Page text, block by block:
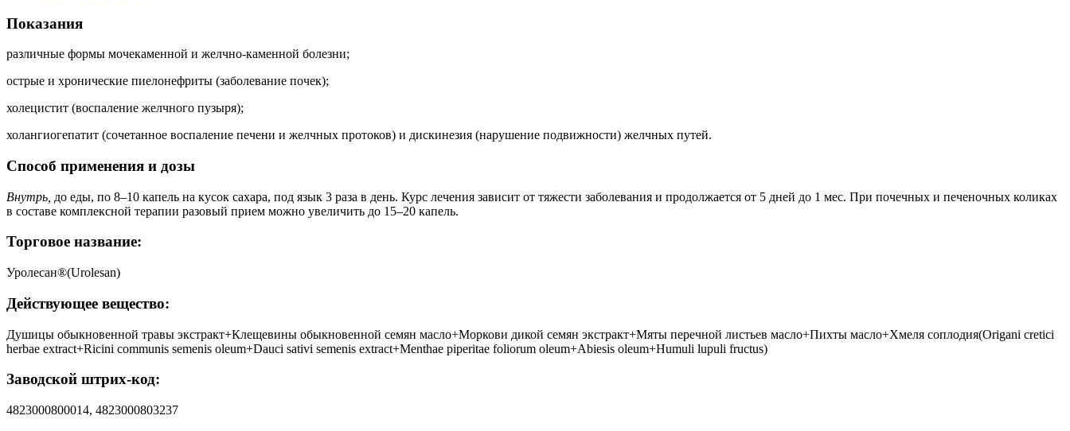
Показания
различные формы мочекаменной и желчно-каменной болезни;
острые и хронические пиелонефриты (заболевание почек);
холецистит (воспаление желчного пузыря);
холангиогепатит (сочетанное воспаление печени и желчных протоков) и дискинезия (нарушение подвижности) желчных путей.
Способ применения и дозы
Внутрь, до еды, по 8–10 капель на кусок сахара, под язык 3 раза в день. Курс лечения зависит от тяжести заболевания и продолжается от 5 дней до 1 мес. При почечных и печеночных коликах
в составе комплексной терапии разовый прием можно увеличить до 15–20 капель.
Торговое название:
Уролесан®(Urolesan)
Действующее вещество:
Душицы обыкновенной травы экстракт+Клещевины обыкновенной семян масло+Моркови дикой семян экстракт+Мяты перечной листьев масло+Пихты масло+Хмеля соплодия(Origani cretici
herbae extract+Ricini communis semenis oleum+Dauci sativi semenis extract+Menthae piperitae foliorum oleum+Abiesis oleum+Humuli lupuli fructus)
Заводской штрих-код:
4823000800014, 4823000803237